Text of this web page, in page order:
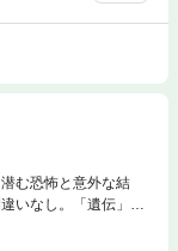
む恐怖と意外な結
いなし。「遺伝」
編を収録。